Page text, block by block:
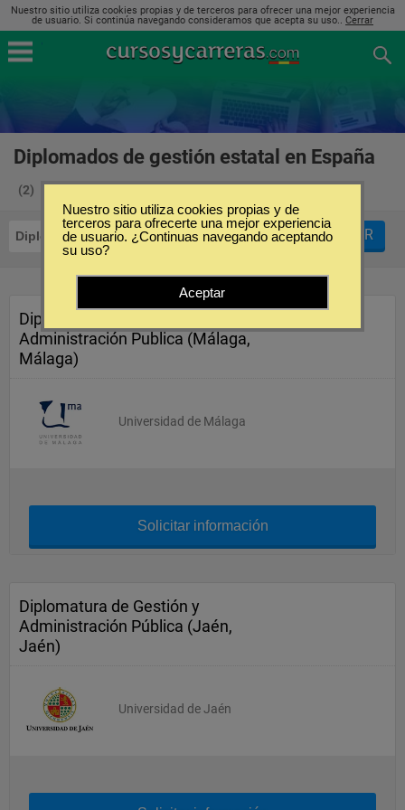
Nuestro sitio utiliza cookies propias y de terceros para ofrecer una mejor experiencia
de usuario. Si continúa navegando consideramos que acepta su uso.. Cerrar
Diplomados de gestión estatal en España
(2)
Diplomados Gestión Estatal FILTRAR
Diploma en Gestión y
Administración Publica (Málaga,
Málaga)
Universidad de Málaga
Solicitar información
Diplomatura de Gestión y
Administración Pública (Jaén,
Jaén)
Universidad de Jaén
Nuestro sitio utiliza cookies propias y de
terceros para ofrecerte una mejor experiencia
de usuario. ¿Continuas navegando aceptando
su uso?
Aceptar